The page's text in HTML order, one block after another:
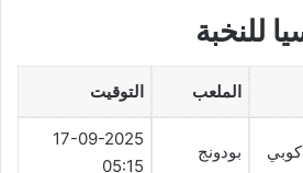
للنخبة
الملعب التوقيت
بودونج
17-09-2025
05:15